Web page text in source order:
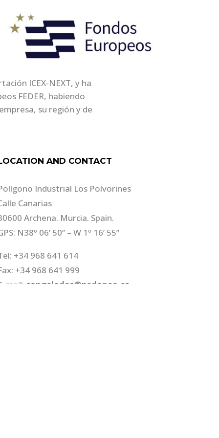
ICEX-NEXT, y ha
FEDER, habiendo
su región y de
AND CONTACT
Industrial Los Polvorines
Canarias
Archena. Murcia. Spain.
N38º 06’ 50’’ – W 1º 16’ 55’’
+34 968 641 614
+34 968 641 999
mail: congelados@pedaneo.es